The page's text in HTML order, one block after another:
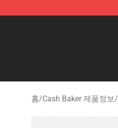
홈/Cash Baker 제품정보/